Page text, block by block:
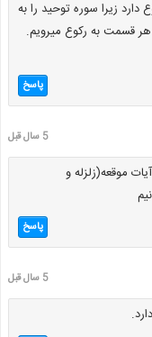
۱۰ رکوع دارد اما نماز صبح ۲ رکوع دارد زیرا سوره توحید را به
قسمت به رکوع میرویم.
پاسخ
5 سال قبل
موقعه(زلزله و
پاسخ
5 سال قبل